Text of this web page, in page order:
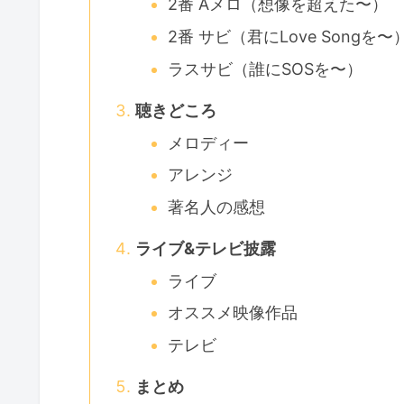
2番 Aメロ（想像を超えた〜）
2番 サビ（君にLove Songを〜
ラスサビ（誰にSOSを〜）
聴きどころ
メロディー
アレンジ
著名人の感想
ライブ&テレビ披露
ライブ
オススメ映像作品
テレビ
まとめ